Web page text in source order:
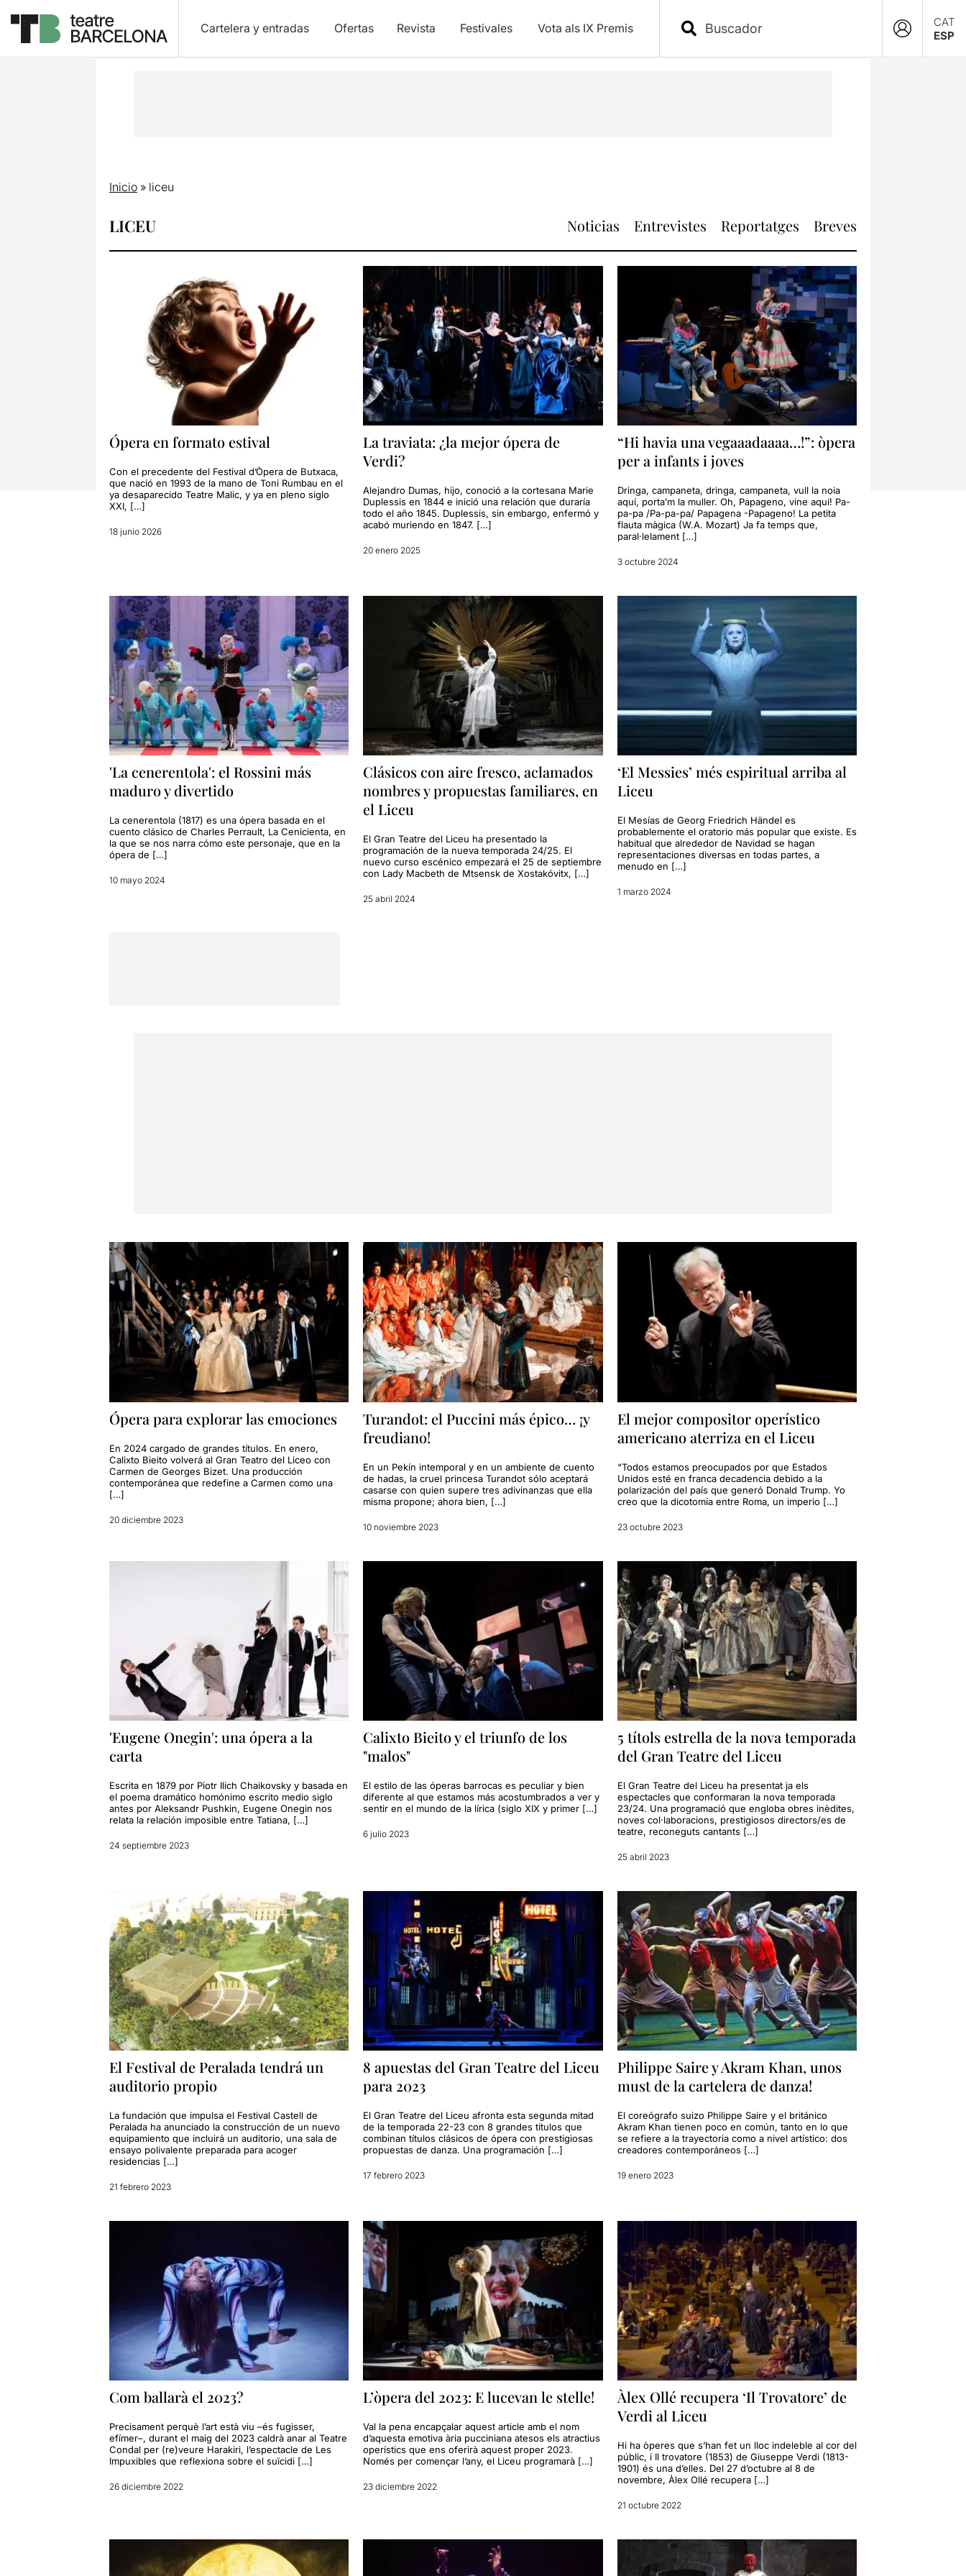
Cartelera y entradas Ofertas Revista Festivales Vota als IX Premis
CAT
ESP
Inicio» liceu
LICEU Noticias Entrevistes Reportatges Breves
Ópera en formato estival
Con el precedente del Festival d’Òpera de Butxaca,
que nació en 1993 de la mano de Toni Rumbau en el
ya desaparecido Teatre Malic, y ya en pleno siglo
XXI, […]
18 junio 2026
La traviata: ¿la mejor ópera de
Verdi?
Alejandro Dumas, hijo, conoció a la cortesana Marie
Duplessis en 1844 e inició una relación que duraría
todo el año 1845. Duplessis, sin embargo, enfermó y
acabó muriendo en 1847. […]
20 enero 2025
“Hi havia una vegaaadaaaa…!”: òpera
per a infants i joves
Dringa, campaneta, dringa, campaneta, vull la noia
aquí, porta’m la muller. Oh, Papageno, vine aquí! Pa-
pa-pa /Pa-pa-pa/ Papagena -Papageno! La petita
flauta màgica (W.A. Mozart) Ja fa temps que,
paral·lelament […]
3 octubre 2024
'La cenerentola': el Rossini más
maduro y divertido
La cenerentola (1817) es una ópera basada en el
cuento clásico de Charles Perrault, La Cenicienta, en
la que se nos narra cómo este personaje, que en la
ópera de […]
10 mayo 2024
Clásicos con aire fresco, aclamados
nombres y propuestas familiares, en
el Liceu
El Gran Teatre del Liceu ha presentado la
programación de la nueva temporada 24/25. El
nuevo curso escénico empezará el 25 de septiembre
con Lady Macbeth de Mtsensk de Xostakóvitx, […]
25 abril 2024
‘El Messies’ més espiritual arriba al
Liceu
El Mesías de Georg Friedrich Händel es
probablemente el oratorio más popular que existe. Es
habitual que alrededor de Navidad se hagan
representaciones diversas en todas partes, a
menudo en […]
1 marzo 2024
Ópera para explorar las emociones
En 2024 cargado de grandes títulos. En enero,
Calixto Bieito volverá al Gran Teatro del Liceo con
Carmen de Georges Bizet. Una producción
contemporánea que redefine a Carmen como una
[…]
20 diciembre 2023
Turandot: el Puccini más épico… ¡y
freudiano!
En un Pekín intemporal y en un ambiente de cuento
de hadas, la cruel princesa Turandot sólo aceptará
casarse con quien supere tres adivinanzas que ella
misma propone; ahora bien, […]
10 noviembre 2023
El mejor compositor operístico
americano aterriza en el Liceu
“Todos estamos preocupados por que Estados
Unidos esté en franca decadencia debido a la
polarización del país que generó Donald Trump. Yo
creo que la dicotomía entre Roma, un imperio […]
23 octubre 2023
'Eugene Onegin': una ópera a la
carta
Escrita en 1879 por Piotr Ilich Chaikovsky y basada en
el poema dramático homónimo escrito medio siglo
antes por Aleksandr Pushkin, Eugene Onegin nos
relata la relación imposible entre Tatiana, […]
24 septiembre 2023
Calixto Bieito y el triunfo de los
"malos"
El estilo de las óperas barrocas es peculiar y bien
diferente al que estamos más acostumbrados a ver y
sentir en el mundo de la lírica (siglo XIX y primer […]
6 julio 2023
5 títols estrella de la nova temporada
del Gran Teatre del Liceu
El Gran Teatre del Liceu ha presentat ja els
espectacles que conformaran la nova temporada
23/24. Una programació que engloba obres inèdites,
noves col·laboracions, prestigiosos directors/es de
teatre, reconeguts cantants […]
25 abril 2023
El Festival de Peralada tendrá un
auditorio propio
La fundación que impulsa el Festival Castell de
Peralada ha anunciado la construcción de un nuevo
equipamiento que incluirá un auditorio, una sala de
ensayo polivalente preparada para acoger
residencias […]
21 febrero 2023
8 apuestas del Gran Teatre del Liceu
para 2023
El Gran Teatre del Liceu afronta esta segunda mitad
de la temporada 22-23 con 8 grandes títulos que
combinan títulos clásicos de ópera con prestigiosas
propuestas de danza. Una programación […]
17 febrero 2023
Philippe Saire y Akram Khan, unos
must de la cartelera de danza!
El coreógrafo suizo Philippe Saire y el británico
Akram Khan tienen poco en común, tanto en lo que
se refiere a la trayectoria como a nivel artístico: dos
creadores contemporáneos […]
19 enero 2023
Com ballarà el 2023?
Precisament perquè l’art està viu –és fugisser,
efímer–, durant el maig del 2023 caldrà anar al Teatre
Condal per (re)veure Harakiri, l’espectacle de Les
Impuxibles que reflexiona sobre el suïcidi […]
26 diciembre 2022
L’òpera del 2023: E lucevan le stelle!
Val la pena encapçalar aquest article amb el nom
d’aquesta emotiva ària pucciniana atesos els atractius
operístics que ens oferirà aquest proper 2023.
Només per començar l’any, el Liceu programarà […]
23 diciembre 2022
Àlex Ollé recupera ‘Il Trovatore’ de
Verdi al Liceu
Hi ha òperes que s’han fet un lloc indeleble al cor del
públic, i Il trovatore (1853) de Giuseppe Verdi (1813-
1901) és una d’elles. Del 27 d’octubre al 8 de
novembre, Àlex Ollé recupera […]
21 octubre 2022